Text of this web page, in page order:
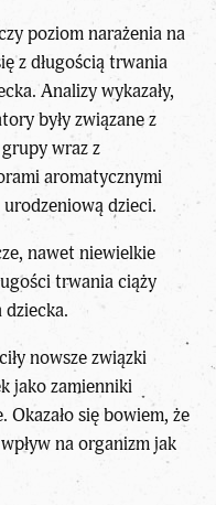
poziom narażenia na
z długością trwania
Analizy wykazały,
były związane z
wraz z
aromatycznymi
urodzeniową dzieci.
nawet niewielkie
trwania ciąży
dziecka.
nowsze związki
jako zamienniki
się bowiem, że
na organizm jak